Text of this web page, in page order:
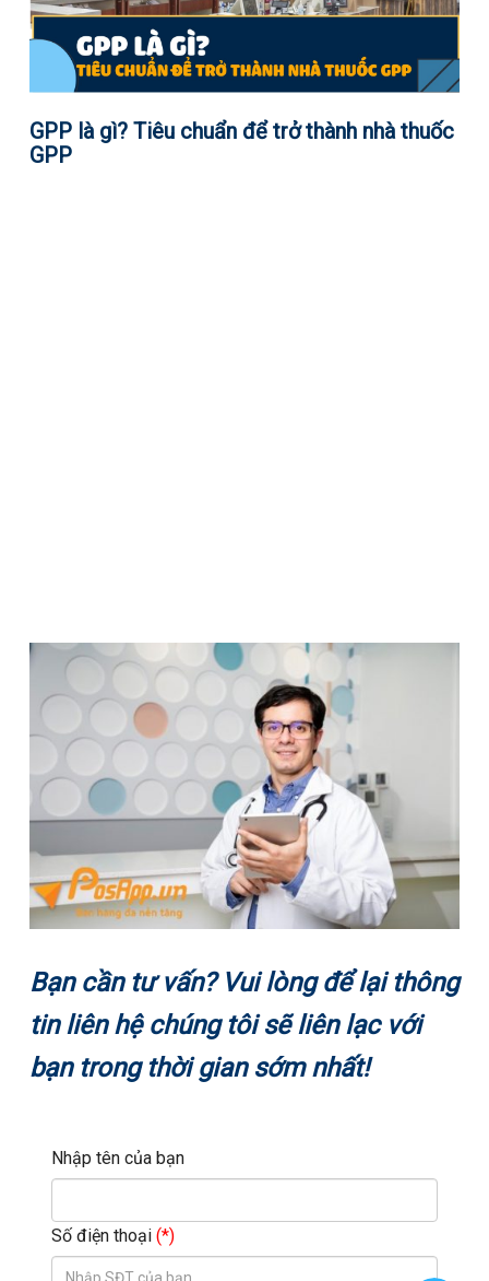
GPP là gì? Tiêu chuẩn để trở thành nhà thuốc
GPP
Bạn cần tư vấn? Vui lòng để lại thông
tin liên hệ chúng tôi sẽ liên lạc với
bạn trong thời gian sớm nhất!
Nhập tên của bạn
Số điện thoại (*)